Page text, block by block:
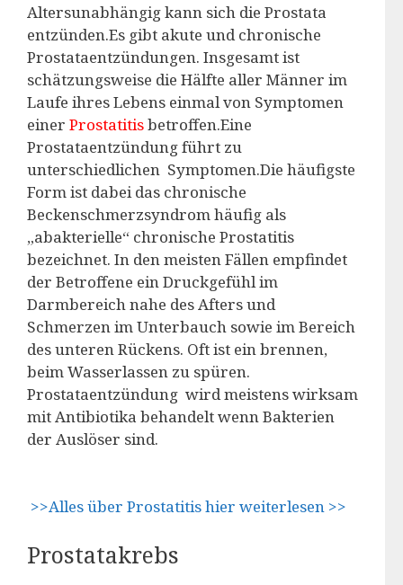
Altersunabhängig kann sich die Prostata
entzünden.Es gibt akute und chronische
Prostataentzündungen. Insgesamt ist
schätzungsweise die Hälfte aller Männer im
Laufe ihres Lebens einmal von Symptomen
einer Prostatitisbetroffen.Eine
Prostataentzündung führt zu
unterschiedlichen Symptomen.Die häufigste
Form ist dabei das chronische
Beckenschmerzsyndrom häufig als
„abakterielle“ chronische Prostatitis
bezeichnet. In den meisten Fällen empfindet
der Betroffene ein Druckgefühl im
Darmbereich nahe des Afters und
Schmerzen im Unterbauch sowie im Bereich
des unteren Rückens. Oft ist ein brennen,
beim Wasserlassen zu spüren.
Prostataentzündung wird meistens wirksam
mit Antibiotika behandelt wenn Bakterien
der Auslöser sind.
>>Alles über Prostatitis hier weiterlesen >>
Prostatakrebs